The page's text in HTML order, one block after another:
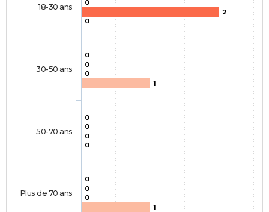
0
0
0
0
0
0
0
2
0
0
0
0
1
0
1
18-30 ans
30-50 ans
50-70 ans
Plus de 70 ans